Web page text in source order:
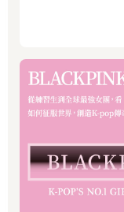
●別用persons，要
●別用purchase，
●別用gift，要用
●別用wealthy，要
●別用demonstrate
字詞若浮誇冗長，往
這些詞語，改用簡單